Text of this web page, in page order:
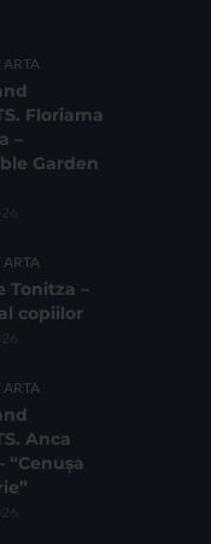
ARTA
Floriama
–
Garden
ARTA
Tonitza –
copiilor
ARTA
Anca
“Cenușa